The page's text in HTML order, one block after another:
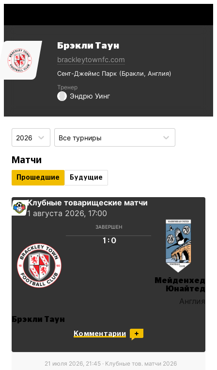
Брэкли Таун
brackleytownfc.com
Сент-Джеймс Парк Бракли Англия
Тренер
Эндрю Уинг
2026 Все турниры
Матчи
Прошедшие Будущие
Клубные товарищеские матчи
1 августа 2026, 17:00
ЗАВЕРШЕН
1 : 0
Брэкли Таун
Мейденхед
Юнайтед
Англия
Комментарии
21 июля 2026, 21:45· Клубные тов. матчи 2026